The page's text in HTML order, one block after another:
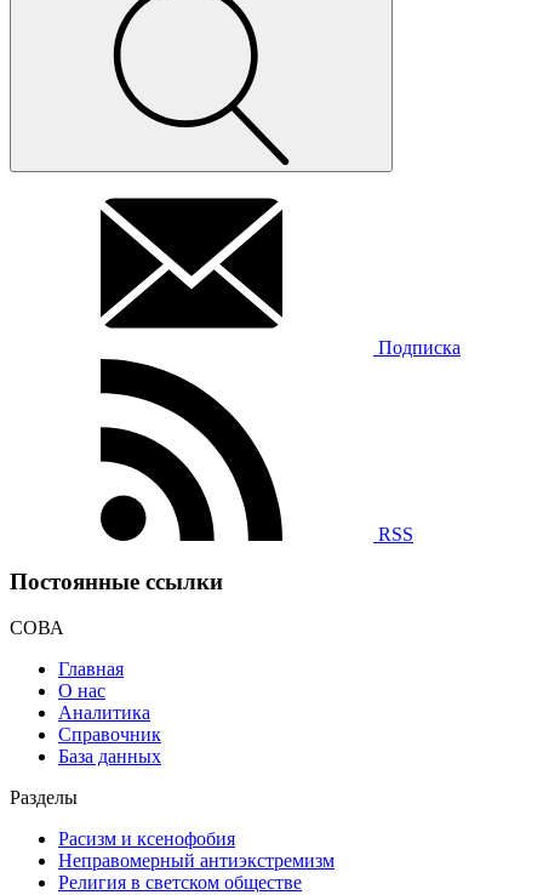
Подписка
RSS
Постоянные ссылки
СОВА
Главная
О нас
Аналитика
Справочник
База данных
Разделы
Расизм и ксенофобия
Неправомерный антиэкстремизм
Религия в светском обществе